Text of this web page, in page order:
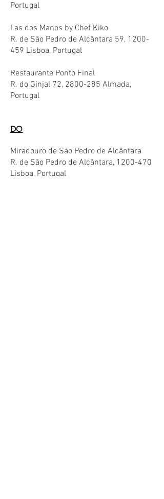
Portugal
Las dos Manos by Chef Kiko
R. de São Pedro de Alcântara 59, 1200-
459 Lisboa, Portugal
Restaurante Ponto Final
R. do Ginjal 72, 2800-285 Almada,
Portugal
DO
Miradouro de São Pedro de Alcântara
R. de São Pedro de Alcântara, 1200-470
Lisboa, Portugal